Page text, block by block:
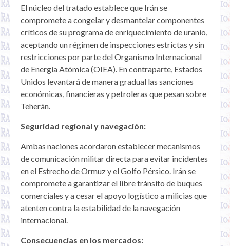
El núcleo del tratado establece que Irán se
compromete a congelar y desmantelar componentes
críticos de su programa de enriquecimiento de uranio,
aceptando un régimen de inspecciones estrictas y sin
restricciones por parte del Organismo Internacional
de Energía Atómica (OIEA). En contraparte, Estados
Unidos levantará de manera gradual las sanciones
económicas, financieras y petroleras que pesan sobre
Teherán.
Seguridad regional y navegación:
Ambas naciones acordaron establecer mecanismos
de comunicación militar directa para evitar incidentes
en el Estrecho de Ormuz y el Golfo Pérsico. Irán se
compromete a garantizar el libre tránsito de buques
comerciales y a cesar el apoyo logístico a milicias que
atenten contra la estabilidad de la navegación
internacional.
Consecuencias en los mercados: